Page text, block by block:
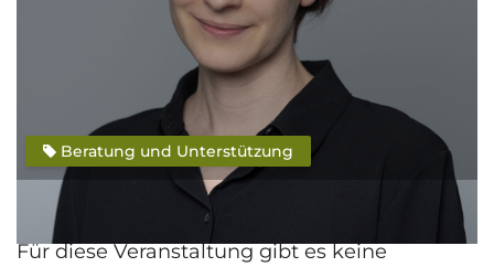
Beratung und Unterstützung
Veranstaltung beendet
Für diese Veranstaltung gibt es keine